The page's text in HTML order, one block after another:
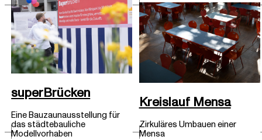
superBrücken
Eine Bauzaunausstellung für
das städtebauliche
Modellvorhaben
Kreislauf Mensa
Zirkuläres Umbauen einer
Mensa